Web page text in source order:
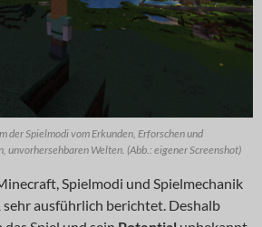
der Spielmodi vom Erkunden, Erforschen und
unvorhersehbaren Welten. (Abb.: eigener Screenshot)
Spielmodi und Spielmechanik
ausführlich berichtet. Deshalb